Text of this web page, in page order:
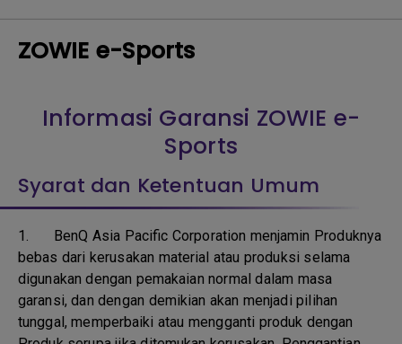
ZOWIE e-Sports
Informasi Garansi ZOWIE e-
Sports
Syarat dan Ketentuan Umum
1. BenQ Asia Pacific Corporation menjamin Produknya
bebas dari kerusakan material atau produksi selama
digunakan dengan pemakaian normal dalam masa
garansi, dan dengan demikian akan menjadi pilihan
tunggal, memperbaiki atau mengganti produk dengan